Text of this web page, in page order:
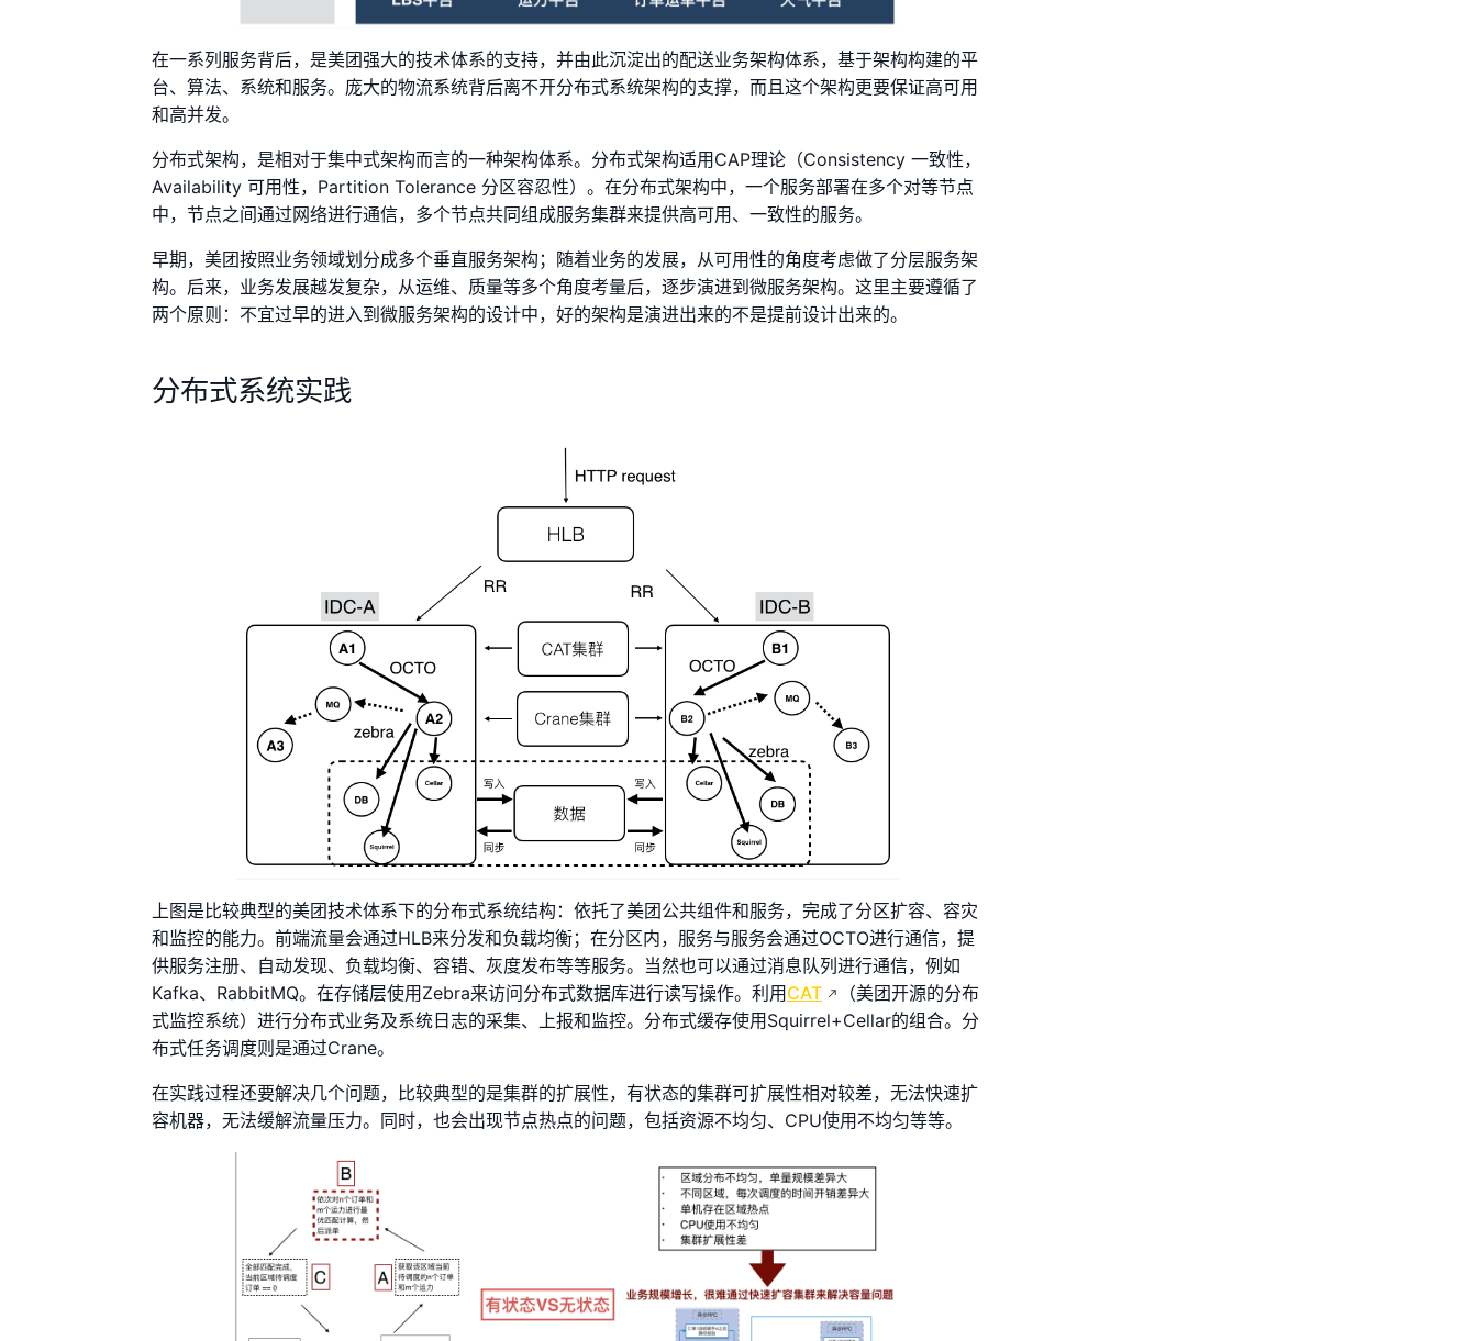
在一系列服务背后，是美团强大的技术体系的支持，并由此沉淀出的配送业务架构体系，基于架构构建的平
台、算法、系统和服务。庞大的物流系统背后离不开分布式系统架构的支撑，而且这个架构更要保证高可用
和高并发。
分布式架构，是相对于集中式架构而言的一种架构体系。分布式架构适用CAP理论（Consistency 一致性，
Availability 可用性，Partition Tolerance 分区容忍性）。在分布式架构中，一个服务部署在多个对等节点
中，节点之间通过网络进行通信，多个节点共同组成服务集群来提供高可用、一致性的服务。
早期，美团按照业务领域划分成多个垂直服务架构；随着业务的发展，从可用性的角度考虑做了分层服务架
构。后来，业务发展越发复杂，从运维、质量等多个角度考量后，逐步演进到微服务架构。这里主要遵循了
两个原则：不宜过早的进入到微服务架构的设计中，好的架构是演进出来的不是提前设计出来的。
分布式系统实践
上图是比较典型的美团技术体系下的分布式系统结构：依托了美团公共组件和服务，完成了分区扩容、容灾
和监控的能力。前端流量会通过HLB来分发和负载均衡；在分区内，服务与服务会通过OCTO进行通信，提
供服务注册、自动发现、负载均衡、容错、灰度发布等等服务。当然也可以通过消息队列进行通信，例如
Kafka、RabbitMQ。在存储层使用Zebra来访问分布式数据库进行读写操作。利用CAT
（美团开源的分布
式监控系统）进行分布式业务及系统日志的采集、上报和监控。分布式缓存使用Squirrel+Cellar的组合。分
布式任务调度则是通过Crane。
在实践过程还要解决几个问题，比较典型的是集群的扩展性，有状态的集群可扩展性相对较差，无法快速扩
容机器，无法缓解流量压力。同时，也会出现节点热点的问题，包括资源不均匀、CPU使用不均匀等等。